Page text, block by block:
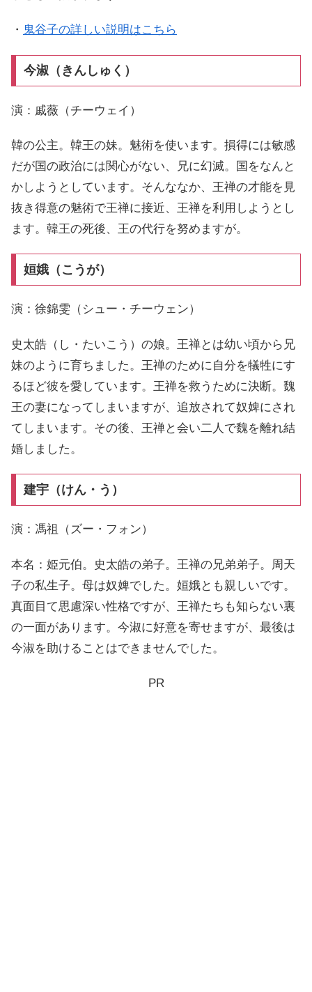
・ 鬼谷子の詳しい説明はこちら
今淑（きんしゅく）
演：戚薇（チーウェイ）
韓の公主。韓王の妹。魅術を使います。損得には敏感
だが国の政治には関心がない、兄に幻滅。国をなんと
かしようとしています。そんななか、王禅の才能を見
抜き得意の魅術で王禅に接近、王禅を利用しようとし
ます。韓王の死後、王の代行を努めますが。
姮娥（こうが）
演：徐錦雯（シュー・チーウェン）
史太皓（し・たいこう）の娘。王禅とは幼い頃から兄
妹のように育ちました。王禅のために自分を犠牲にす
るほど彼を愛しています。王禅を救うために決断。魏
王の妻になってしまいますが、追放されて奴婢にされ
てしまいます。その後、王禅と会い二人で魏を離れ結
婚しました。
建宇（けん・う）
演：馮祖（ズー・フォン）
本名：姫元伯。史太皓の弟子。王禅の兄弟弟子。周天
子の私生子。母は奴婢でした。姮娥とも親しいです。
真面目て思慮深い性格ですが、王禅たちも知らない裏
の一面があります。今淑に好意を寄せますが、最後は
今淑を助けることはできませんでした。
PR